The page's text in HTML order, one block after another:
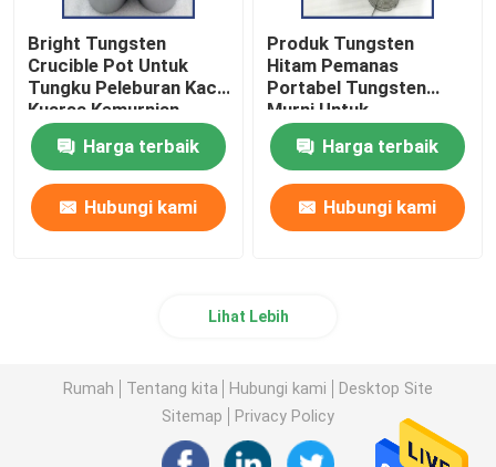
Bright Tungsten
Crucible Pot Untuk
Tungku Peleburan Kaca
Kuarsa Kemurnian
Tinggi Sinter Tungsten
Crucible Untuk Tungku
Vakum
Harga terbaik
Hubungi kami
Produk Tungsten
Hitam Pemanas
Portabel Tungsten
Murni Untuk
Lingkungan Vakum
Suhu Tinggi Tungsten
Rod Heaterfurnace
Harga terbaik
Hubungi kami
Lihat Lebih
Rumah Tentang kita Hubungi kami
Desktop Site
Sitemap
Privacy Policy